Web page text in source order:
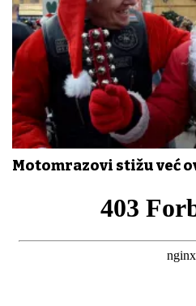
Motomrazovi stižu već